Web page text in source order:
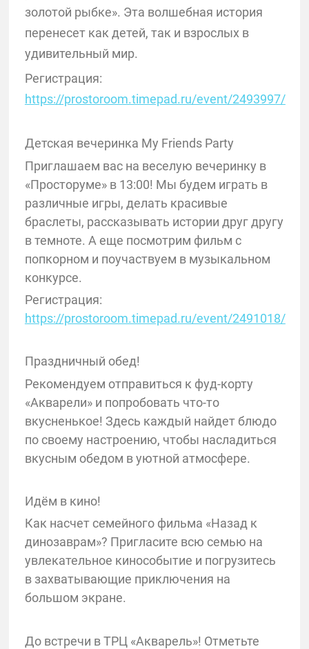
золотой рыбке». Эта волшебная история
перенесет как детей, так и взрослых в
удивительный мир.
Регистрация:
https://prostoroom.timepad.ru/event/2493997/
Детская вечеринка My Friends Party
Приглашаем вас на веселую вечеринку в
«Просторуме» в 13:00! Мы будем играть в
различные игры, делать красивые
браслеты, рассказывать истории друг другу
в темноте. А еще посмотрим фильм с
попкорном и поучаствуем в музыкальном
конкурсе.
Регистрация:
https://prostoroom.timepad.ru/event/2491018/
Праздничный обед!
Рекомендуем отправиться к фуд-корту
«Акварели» и попробовать что-то
вкусненькое! Здесь каждый найдет блюдо
по своему настроению, чтобы насладиться
вкусным обедом в уютной атмосфере.
Идём в кино!
Как насчет семейного фильма «Назад к
динозаврам»? Пригласите всю семью на
увлекательное кинособытие и погрузитесь
в захватывающие приключения на
большом экране.
До встречи в ТРЦ «Акварель»! Отметьте